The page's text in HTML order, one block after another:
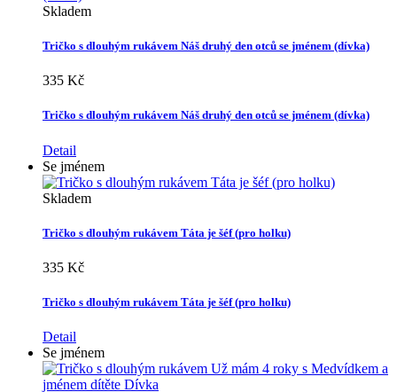
Skladem
Tričko s dlouhým rukávem Náš druhý den otců se jménem (dívka)
335 Kč
Tričko s dlouhým rukávem Náš druhý den otců se jménem (dívka)
Detail
Se jménem
Skladem
Tričko s dlouhým rukávem Táta je šéf (pro holku)
335 Kč
Tričko s dlouhým rukávem Táta je šéf (pro holku)
Detail
Se jménem